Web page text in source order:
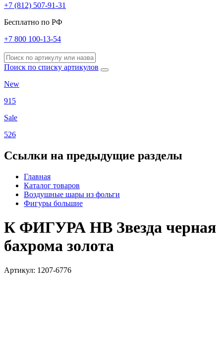
+7 (812) 507-91-31
Бесплатно по РФ
+7 800 100-13-54
Поиск по списку артикулов
New
915
Sale
526
Ссылки на предыдущие разделы
Главная
Каталог товаров
Воздушные шары из фольги
Фигуры большие
К ФИГУРА HB Звезда черная
бахрома золота
Артикул: 1207-6776